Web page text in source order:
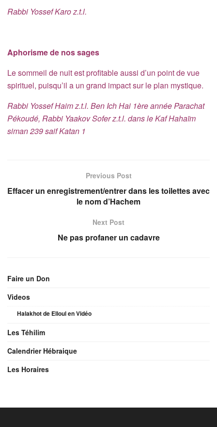
Rabbi Yossef Karo z.t.l.
Aphorisme de nos sages
Le sommeil de nuit est profitable aussi d’un point de vue
spirituel, puisqu’il a un grand impact sur le plan mystique.
Rabbi Yossef Haim z.t.l. Ben Ich Hai 1ère année Parachat
Pékoudé, Rabbi Yaakov Sofer z.t.l. dans le Kaf Hahaïm
siman 239 saif Katan 1
Previous Post
Effacer un enregistrement/entrer dans les toilettes avec
le nom d’Hachem
Next Post
Ne pas profaner un cadavre
Faire un Don
Videos
Halakhot de Elloul en Vidéo
Les Téhilim
Calendrier Hébraique
Les Horaires